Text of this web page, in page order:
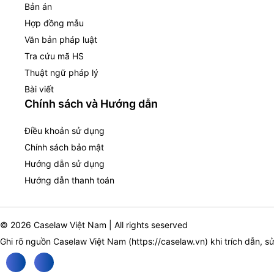
Bản án
Hợp đồng mẫu
Văn bản pháp luật
Tra cứu mã HS
Thuật ngữ pháp lý
Bài viết
Chính sách và Hướng dẫn
Điều khoản sử dụng
Chính sách bảo mật
Hướng dẫn sử dụng
Hướng dẫn thanh toán
© 2026 Caselaw Việt Nam | All rights seserved
Ghi rõ nguồn Caselaw Việt Nam (https://caselaw.vn) khi trích dẫn,